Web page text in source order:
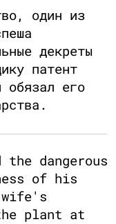
один из
декреты
патент
обязал его
the dangerous
of his
plant at